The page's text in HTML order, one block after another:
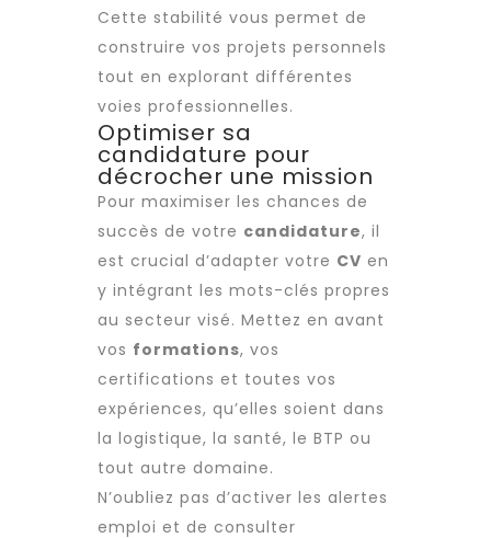
Cette stabilité vous permet de
construire vos projets personnels
tout en explorant différentes
voies professionnelles.
Optimiser sa
candidature pour
décrocher une mission
Pour maximiser les chances de
succès de votre candidature, il
est crucial d’adapter votre CV en
y intégrant les mots-clés propres
au secteur visé. Mettez en avant
vos formations, vos
certifications et toutes vos
expériences, qu’elles soient dans
la logistique, la santé, le BTP ou
tout autre domaine.
N’oubliez pas d’activer les alertes
emploi et de consulter